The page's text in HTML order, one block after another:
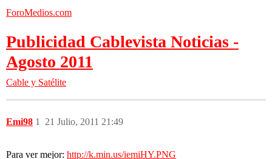
ForoMedios.com
Publicidad Cablevista Noticias -
Agosto 2011
Cable y Satélite
Emi98 21 Julio, 2011 21:49
1
Para ver mejor: http://k.min.us/iemiHY.PNG